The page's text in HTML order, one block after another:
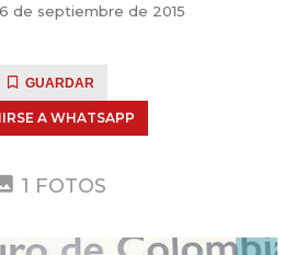
de septiembre de 2015
GUARDAR
A WHATSAPP
1 FOTOS